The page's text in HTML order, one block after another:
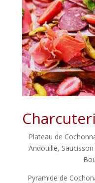
Plateau de
Andouille,
Pyramide de